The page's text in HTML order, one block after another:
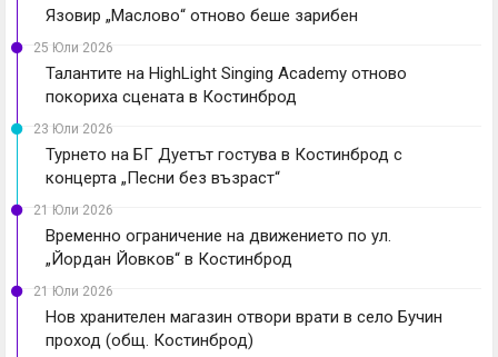
Язовир „Маслово“ отново беше зарибен
25 Юли 2026
Талантите на HighLight Singing Academy отново
покориха сцената в Костинброд
23 Юли 2026
Турнето на БГ Дуетът гостува в Костинброд с
концерта „Песни без възраст“
21 Юли 2026
Временно ограничение на движението по ул.
„Йордан Йовков“ в Костинброд
21 Юли 2026
Нов хранителен магазин отвори врати в село Бучин
проход (общ. Костинброд)